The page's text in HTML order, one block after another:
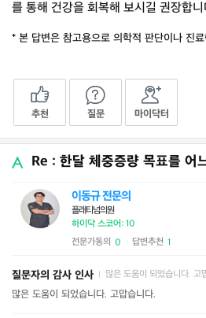
를 통해 건강을 회복해 보시길 권장합니
* 본 답변은 참고용으로 의학적 판단이나 진
추천 질문 마이닥터
Re : 한달 체중증량 목표를 어
이동규 전문의
플래티넘의원
하이닥 스코어: 10
전문가동의 0 답변추천 1
질문자의 감사 인사 많은 도움이 되었습니다. 고
많은 도움이 되었습니다. 고맙습니다.